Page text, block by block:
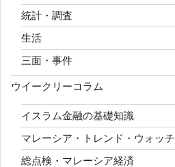
統計・調査
生活
三面・事件
ウイークリーコラム
イスラム金融の基礎知識
マレーシア・トレンド・ウォッチ
総点検・マレーシア経済